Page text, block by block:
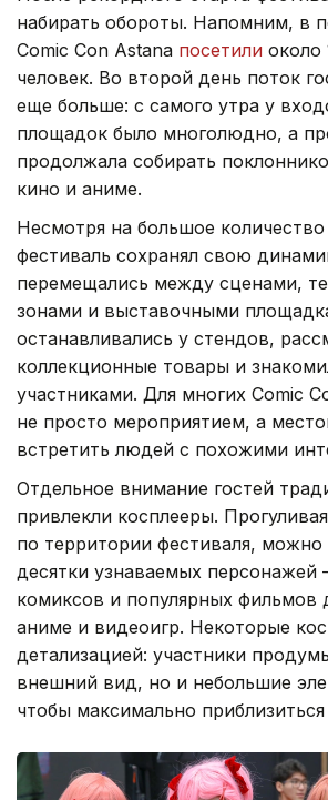
набирать обороты. Напомним, в
Comic Con Astana посетили около
человек. Во второй день поток
еще больше: с самого утра у
площадок было многолюдно, а
продолжала собирать
кино и аниме.
Несмотря на большое количество
фестиваль сохранял свою
перемещались между сценами,
зонами и выставочными
останавливались у стендов,
коллекционные товары и
участниками. Для многих Comic
не просто мероприятием, а
встретить людей с похожими
Отдельное внимание гостей
привлекли косплееры.
по территории фестиваля, можно
десятки узнаваемых персонажей
комиксов и популярных фильмов
аниме и видеоигр. Некоторые
детализацией: участники
внешний вид, но и небольшие
чтобы максимально приблизиться